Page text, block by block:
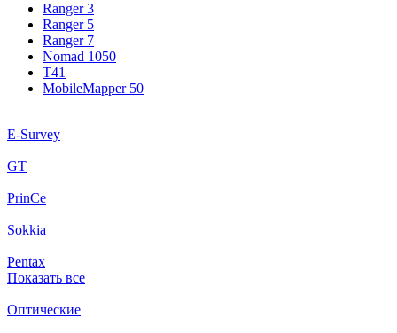
Ranger 3
Ranger 5
Ranger 7
Nomad 1050
T41
MobileMapper 50
E-Survey
GT
PrinCe
Sokkia
Pentax
Показать все
Оптические